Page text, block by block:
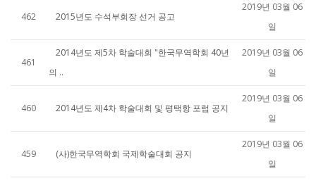
462 2015년도 수석부회장 선거 공고
2019년 03월 06
일
461
2014년도 제5차 학술대회 "한국무역학회 40년
의 ..
2019년 03월 06
일
460 2014년도 제4차 학술대회 및 평택항 포럼 공지
2019년 03월 06
일
459 (사)한국무역학회 국제학술대회 공지
2019년 03월 06
일